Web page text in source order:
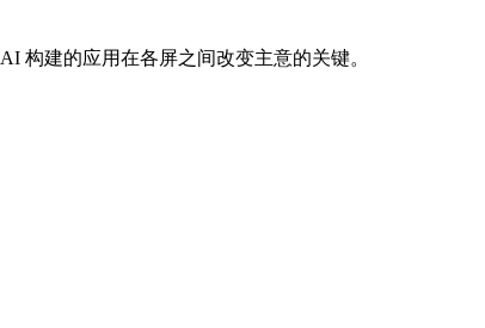
构建的应用在各屏之间改变主意的关键。